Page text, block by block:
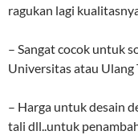
ragukan lagi
– Sangat cocok untuk
Universitas atau Ulang
– Harga untuk desain
tali dll..untuk